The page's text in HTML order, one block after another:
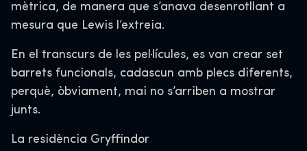
mètrica, de manera que s’anava desenrotllant a
mesura que Lewis l’extreia.
En el transcurs de les pel·lícules, es van crear set
barrets funcionals, cadascun amb plecs diferents,
perquè, òbviament, mai no s’arriben a mostrar
junts.
La residència Gryffindor